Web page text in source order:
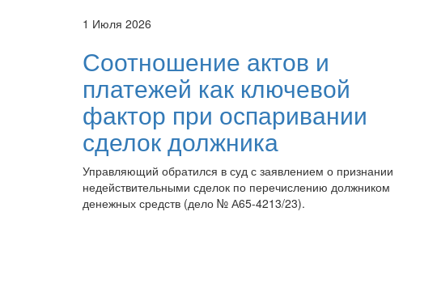
1 Июля 2026
Соотношение актов и
платежей как ключевой
фактор при оспаривании
сделок должника
Управляющий обратился в суд с заявлением о признании
недействительными сделок по перечислению должником
денежных средств (дело № А65-4213/23).